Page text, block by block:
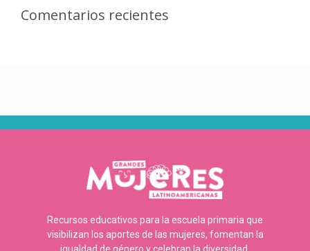
Comentarios recientes
Recursos educativos para la escuela primaria que
visibilizan los aportes de las mujeres, fomentan la
igualdad de género y celebran la diversidad.